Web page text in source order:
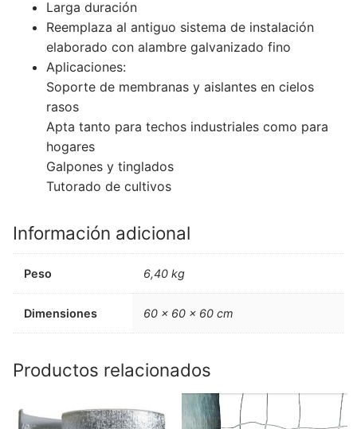
Larga duración
Reemplaza al antiguo sistema de instalación
elaborado con alambre galvanizado fino
Aplicaciones:
Soporte de membranas y aislantes en cielos
rasos
Apta tanto para techos industriales como para
hogares
Galpones y tinglados
Tutorado de cultivos
Información adicional
Peso 6,40 kg
Dimensiones 60 × 60 × 60 cm
Productos relacionados